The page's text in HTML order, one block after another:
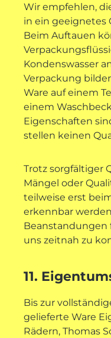
Wir empfehlen,
in ein geeignetes
Beim Auftauen
Kondenswasser
Verpackung
Ware auf einem
einem
Eigenschaften
stellen keinen
Trotz sorgfältiger
Mängel oder
teilweise erst
erkennbar
Beanstandungen
uns zeitnah zu
11.
Bis zur
gelieferte Ware
Rädern, Thomas